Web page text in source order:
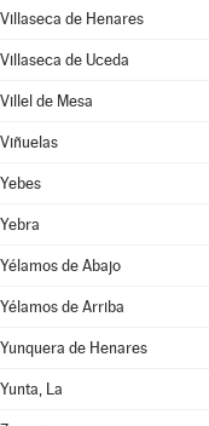
Villaseca de Henares
Villaseca de Uceda
Villel de Mesa
Viñuelas
Yebes
Yebra
Yélamos de Abajo
Yélamos de Arriba
Yunquera de Henares
Yunta, La